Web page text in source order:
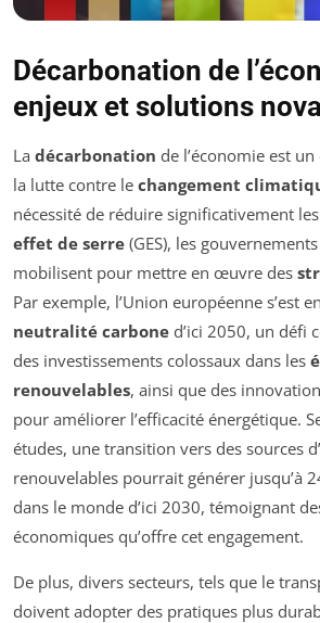
Décarbonation de
enjeux et solutions
La décarbonation de l’économie est
la lutte contre le changement
nécessité de réduire significativement les
effet de serre (GES), les
mobilisent pour mettre en œuvre des
Par exemple, l’Union européenne s’est
neutralité carbone d’ici 2050, un défi
des investissements colossaux dans les
renouvelables, ainsi que des
pour améliorer l’efficacité énergétique.
études, une transition vers des sources
renouvelables pourrait générer jusqu’à
dans le monde d’ici 2030, témoignant
économiques qu’offre cet engagement.
De plus, divers secteurs, tels que le
doivent adopter des pratiques plus